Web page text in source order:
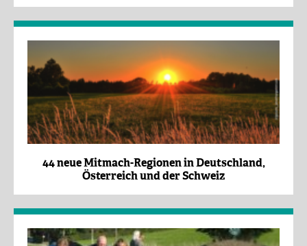
44 neue Mitmach-Regionen in Deutschland,
Österreich und der Schweiz